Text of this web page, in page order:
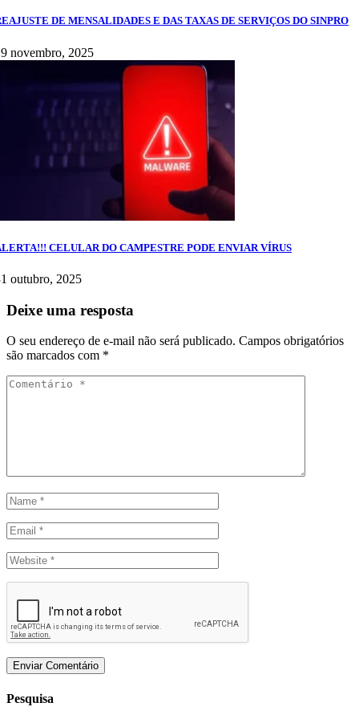
DE MENSALIDADES E DAS TAXAS DE SERVIÇOS DO SINPRO
novembro, 2025
CELULAR DO CAMPESTRE PODE ENVIAR VÍRUS
outubro, 2025
Deixe uma resposta
O seu endereço de e-mail não será publicado. Campos obrigatórios
são marcados com *
Pesquisa